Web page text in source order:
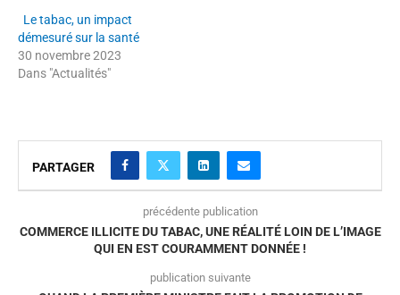
Le tabac, un impact
démesuré sur la santé
30 novembre 2023
Dans "Actualités"
PARTAGER
précédente publication
COMMERCE ILLICITE DU TABAC, UNE RÉALITÉ LOIN DE L’IMAGE
QUI EN EST COURAMMENT DONNÉE !
publication suivante